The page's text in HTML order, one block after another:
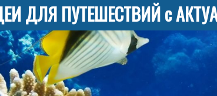
ДЛЯ ПУТЕШЕСТВИЙ с